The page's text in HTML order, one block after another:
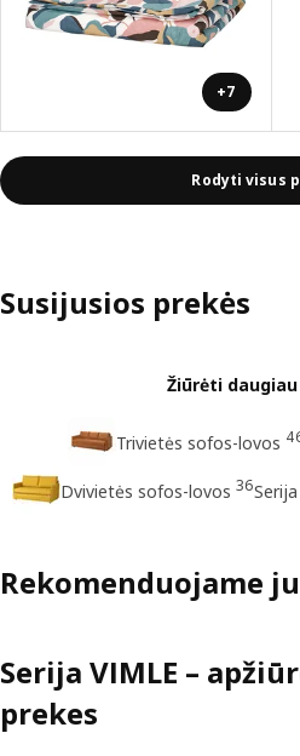
+7
Rodyti visus
Susijusios prekės
Žiūrėti
Trivietės sofos-lovos
Dvivietės sofos-lovos 36
Rekomenduojame
Serija VIMLE –
prekes